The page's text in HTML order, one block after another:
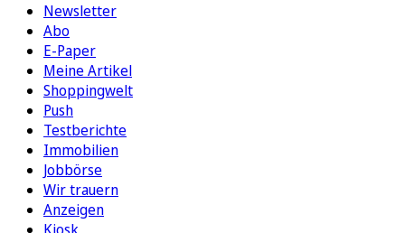
Newsletter
Abo
E-Paper
Meine Artikel
Shoppingwelt
Push
Testberichte
Immobilien
Jobbörse
Wir trauern
Anzeigen